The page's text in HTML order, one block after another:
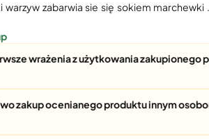
zabarwia sie się sokiem
wrażenia z użytkowania zakupionego
zakup ocenianego produktu innym